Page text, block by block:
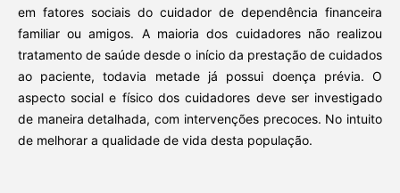
em fatores sociais do cuidador de dependência financeira
familiar ou amigos. A maioria dos cuidadores não realizou
tratamento de saúde desde o início da prestação de cuidados
ao paciente, todavia metade já possui doença prévia. O
aspecto social e físico dos cuidadores deve ser investigado
de maneira detalhada, com intervenções precoces. No intuito
de melhorar a qualidade de vida desta população.